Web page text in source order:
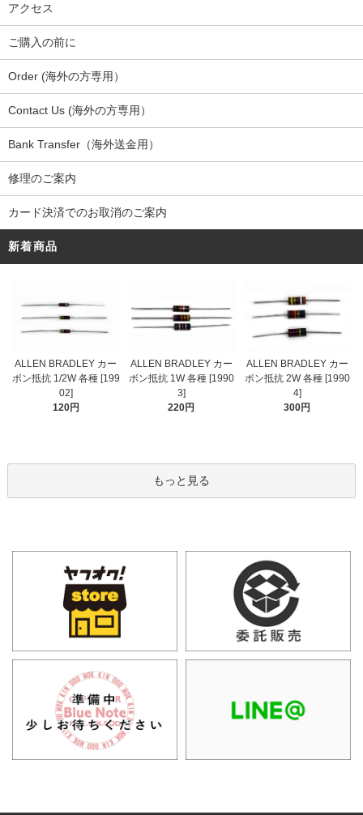
アクセス
ご購入の前に
Order (海外の方専用）
Contact Us (海外の方専用）
Bank Transfer（海外送金用）
修理のご案内
カード決済でのお取消のご案内
新着商品
ALLEN BRADLEY カー
ボン抵抗 1/2W 各種 [199
02]
120円
ALLEN BRADLEY カー
ボン抵抗 1W 各種 [1990
3]
220円
ALLEN BRADLEY カー
ボン抵抗 2W 各種 [1990
4]
300円
もっと見る